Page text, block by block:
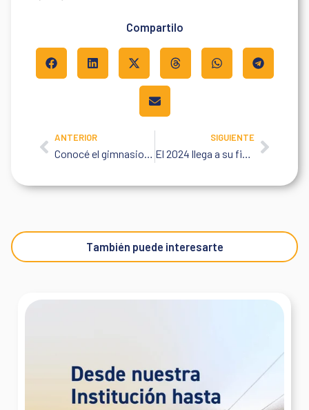
Compartilo
Prev
ANTERIOR
Conocé el gimnasio de nuestra Unidad de Rehabilitación Integral
SIGUIENTE
El 2024 llega a su fin: ¡recapitulemos los logros del Centro Médico Integral Fitz Roy! Next
También puede interesarte